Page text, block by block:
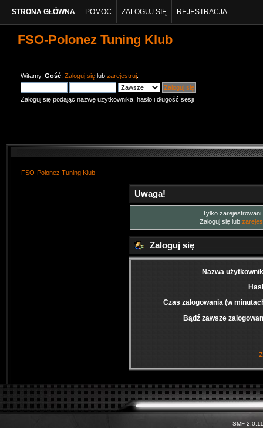
STRONA GŁÓWNA POMOC ZALOGUJ SIĘ REJESTRACJA
FSO-Polonez Tuning Klub
Witamy, Gość. Zaloguj sięlub zarejestruj.
Zaloguj się podając nazwę użytkownika, hasło i długość sesji
FSO-Polonez Tuning Klub
Uwaga!
Tylko
Zaloguj się lub
Zaloguj się
Nazwa
Czas zalogowania (w
Bądź zawsze
SMF 2.0.11